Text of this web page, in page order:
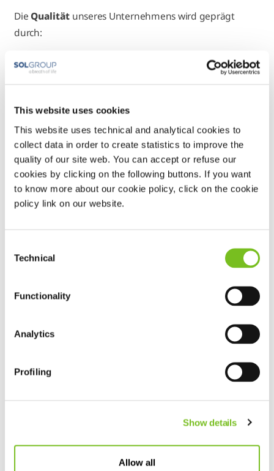
This website uses cookies
This website uses technical and analytical cookies to
collect data in order to create statistics to improve the
quality of our site web. You can accept or refuse our
cookies by clicking on the following buttons. If you want
to know more about our cookie policy, click on the cookie
policy link on our website.
Selection
Technical
Functionality
Analytics
Profiling
Show details
Allow all
Die Qualität unseres Unternehmens wird geprägt
durch:
bedarfsgerecht angepasste Wohnräume für eine
Weiterbildung und Qualifizierung von
Pflegekräften je nach Versorgungsbereich
(Intensivpflege, Wundmanagement,
Schmerztherapie, Demenzpflege, Palliativpflege)
allgemeine Fort- und Weiterbildungsmaßnahmen
sowie regelmäßige Notfalltrainings
themenbezogene Supervisionen
detaillierter Pflegedokumentation
nationalen Leitlinien und Expertenstandards
regelmäßige Überprüfung aller Maßnahmen in
den Bereichen Pflege und Betreuung durch:
Angehörigen im Hinblick auf ihre Zufriedenheit